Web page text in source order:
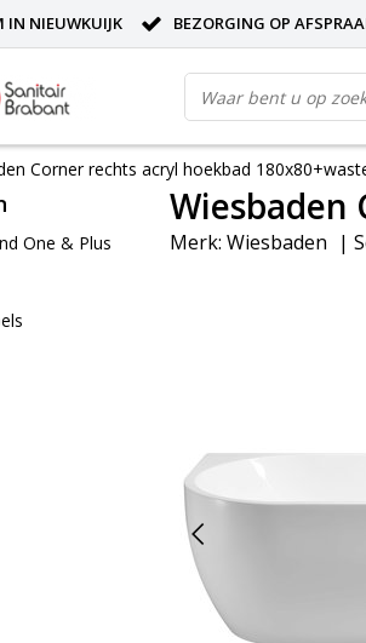
IN NIEUWKUIJK BEZORGING OP
Corner rechts acryl hoekbad
One & Plus
Wiesbaden
Merk: Wiesbaden |